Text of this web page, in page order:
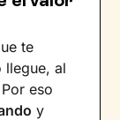
te
llegue, al
eso
y